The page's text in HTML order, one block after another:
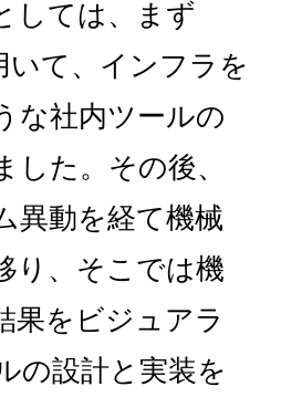
しては、まず
いて、インフラを
な社内ツールの
した。その後、
異動を経て機械
り、そこでは機
果をビジュアラ
の設計と実装を